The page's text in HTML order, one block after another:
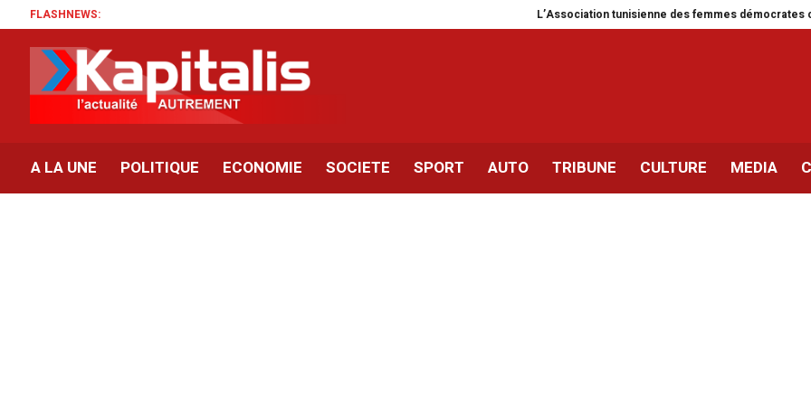
FLASHNEWS: L’Association tunisienne des femmes démocrates célèbre 37
A LA UNE POLITIQUE ECONOMIE SOCIETE SPORT AUTO TRIBUNE CULTURE MEDIA